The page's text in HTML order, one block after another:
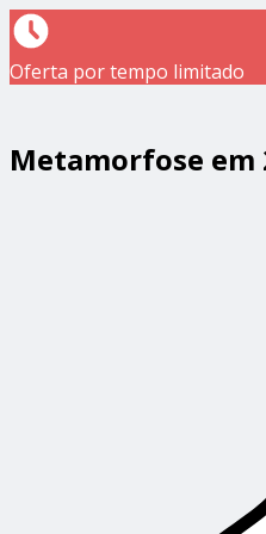
Oferta por tempo limitado
Metamorfose em